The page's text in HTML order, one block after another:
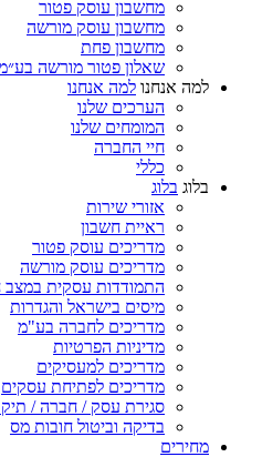
מחשבון עוסק פטור
מחשבון עוסק מורשה
מחשבון פחת
שאלון פטור מורשה
למה אנחנו למה אנחנו
הערכים שלנו
המומחים שלנו
חיי החברה
כללי
בלוג בלוג
אזורי שירות
ראיית חשבון
מדריכים עוסק פטור
מדריכים עוסק מורשה
התמודדות עסקית במצב
מיסים בישראל והגדרות
מדריכים לחברה בע"מ
מדיניות הפרטיות
מדריכים למעסיקים
מדריכים לפתיחת עסקים
סגירת עסק / חברה /
בדיקה וביטול חובות מס
מחירים